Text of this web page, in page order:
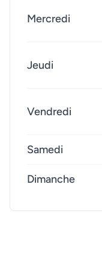
Mercredi
Jeudi
Vendredi
Samedi
Dimanche